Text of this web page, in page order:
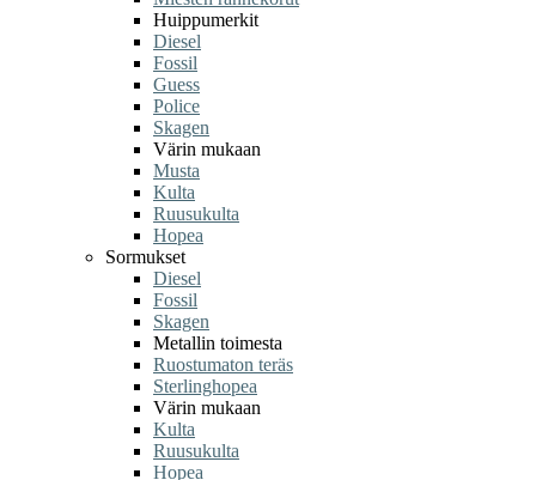
Huippumerkit
Diesel
Fossil
Guess
Police
Skagen
Värin mukaan
Musta
Kulta
Ruusukulta
Hopea
Sormukset
Diesel
Fossil
Skagen
Metallin toimesta
Ruostumaton teräs
Sterlinghopea
Värin mukaan
Kulta
Ruusukulta
Hopea